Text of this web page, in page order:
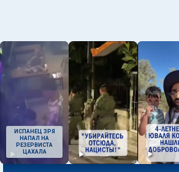
ИСПАНЕЦ ЗРЯ
НАПАЛ НА
РЕЗЕРВИСТА
ЦАХАЛА